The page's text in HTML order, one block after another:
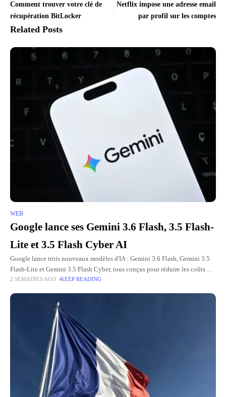
Comment trouver votre clé de
récupération BitLocker
Netflix impose une adresse email
par profil sur les comptes
Related Posts
WEB
Google lance ses Gemini 3.6 Flash, 3.5 Flash-
Lite et 3.5 Flash Cyber ​​​​AI
Google lance trois nouveaux modèles d'IA : Gemini 3.6 Flash, Gemini 3.5
Flash-Lite et Gemini 3.5 Flash Cyber, tous conçus pour réduire les coûts et
améliorer l'efficacité. Le modèle phare
2 SEMAINES AGO KEEP READING